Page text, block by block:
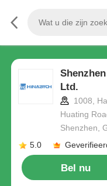
Ltd.
1008,
Huating
Shenzhen,
5.0
Bel nu